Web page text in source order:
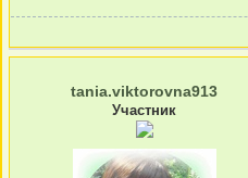
tania.viktorovna913
Участник